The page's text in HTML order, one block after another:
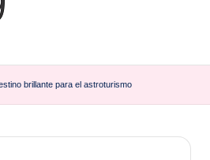
brillante para el astroturismo